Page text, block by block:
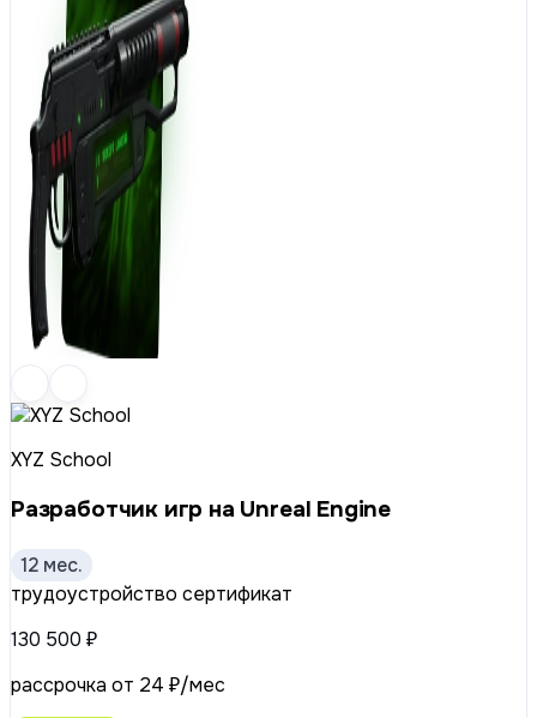
XYZ School
Разработчик игр на Unreal Engine
12 мес.
трудоустройство сертификат
130 500 ₽
рассрочка от 24 ₽/мес